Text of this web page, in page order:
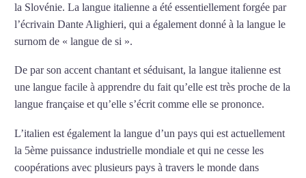
la Slovénie. La langue italienne a été essentiellement forgée par
l’écrivain Dante Alighieri, qui a également donné à la langue le
surnom de « langue de si ».
De par son accent chantant et séduisant, la langue italienne est
une langue facile à apprendre du fait qu’elle est très proche de la
langue française et qu’elle s’écrit comme elle se prononce.
L’italien est également la langue d’un pays qui est actuellement
la 5ème puissance industrielle mondiale et qui ne cesse les
coopérations avec plusieurs pays à travers le monde dans